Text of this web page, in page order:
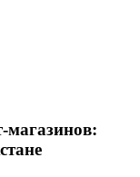
магазинов: